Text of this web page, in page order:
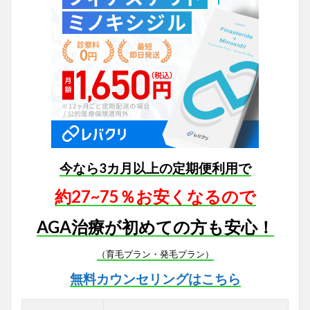
今なら3カ月以上の定期便利用で
約27~75％お安くなるので
AGA治療が初めての方も安心！
（育毛プラン・発毛プラン）
無料カウンセリングはこちら